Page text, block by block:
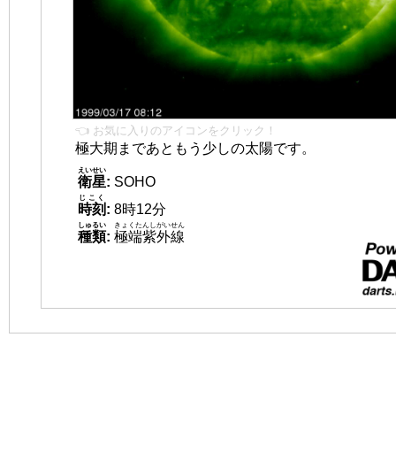
👈 お気に入りのアイコンをクリック！
極大期まであともう少しの太陽です。
衛星
えいせい
: SOHO
時刻
じこく
: 8時12分
種類
しゅるい
: 極端紫外線
きょくたんしがいせん